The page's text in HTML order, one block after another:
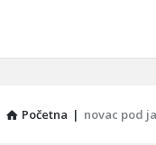
Početna | novac pod